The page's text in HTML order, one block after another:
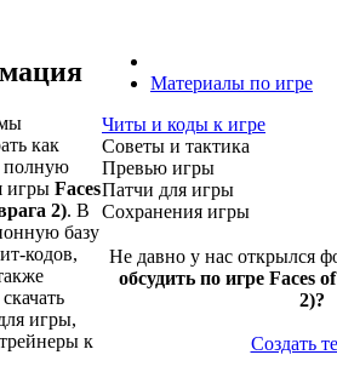
как
полную
игры Faces
2). В
базу
кодов,
игры,
к
Материалы по игре
Читы и коды к игре
Советы и тактика
Превью игры
Патчи для игры
Сохранения игры
Не давно у нас открылся
обсудить по игре Faces
2)?
Создать